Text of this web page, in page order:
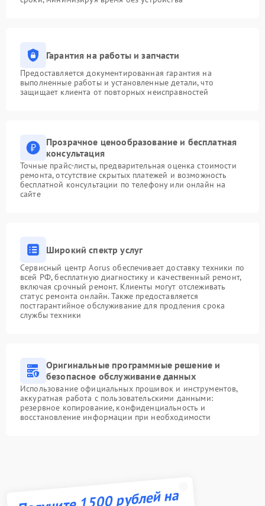
Гарантия на работы и запчасти
Предоставляется документированная гарантия на
выполненные работы и установленные детали, что
защищает клиента от повторных неисправностей
Прозрачное ценообразование и бесплатная
консультация
Точные прайс-листы, предварительная оценка стоимости
ремонта, отсутствие скрытых платежей и возможность
бесплатной консультации по телефону или онлайн на
сайте
Широкий спектр услуг
Сервисный центр Aorus обеспечивает доставку техники по
всей РФ, бесплатную диагностику и качественный ремонт,
включая срочный ремонт. Клиенты могут отслеживать
статус ремонта онлайн. Также предоставляется
постгарантийное обслуживание для продления срока
службы техники
Оригинальные программные решение и
безопасное обслуживание данных
Использование официальных прошивок и инструментов,
аккуратная работа с пользовательскими данными:
резервное копирование, конфиденциальность и
восстановление информации при необходимости